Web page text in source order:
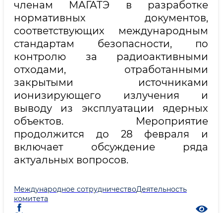
членам МАГАТЭ в разработке
нормативных документов,
соответствующих международным
стандартам безопасности, по
контролю за радиоактивными
отходами, отработанными
закрытыми источниками
ионизирующего излучения и
выводу из эксплуатации ядерных
объектов. Мероприятие
продолжится до 28 февраля и
включает обсуждение ряда
актуальных вопросов.
Международное сотрудничествоДеятельность
комитета